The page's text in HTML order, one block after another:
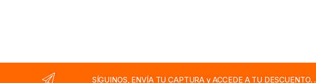
SÍGUINOS, ENVÍA TU CAPTURA y ACCEDE A TU DESCUENTO. .